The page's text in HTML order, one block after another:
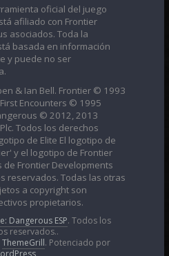
oficial del juego
afiliado con Frontier
asociados. Toda la
basada en información
y puede no ser
& Ian Bell. Frontier © 1993
Encounters © 1995
© 2012, 2013
Todos los derechos
de Elite El logotipo de
y el logotipo de Frontier
Frontier Developments
reservados. Todas las otras
a copyright son
propietarios.
Dangerous ESP . Todos los
reservados..
ThemeGrill . Potenciado por